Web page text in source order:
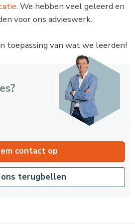
. We hebben veel geleerd en
voor ons advieswerk.
toepassing van wat we leerden!
contact op
terugbellen